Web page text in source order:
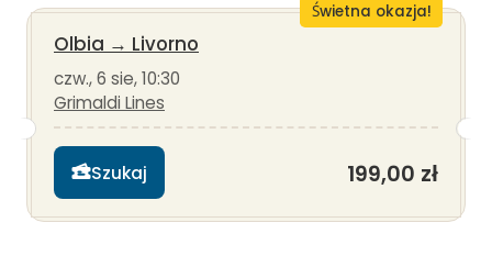
Świetna okazja!
Olbia → Livorno
czw., 6 sie, 10:30
Grimaldi Lines
Szukaj 199,00 zł